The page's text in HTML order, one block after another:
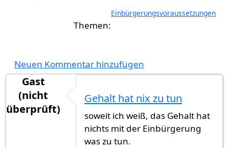
Einbürgerungsvoraussetzungen
Neuen Kommentar hinzufügen
Gast
(nicht
überprüft)
Gehalt hat nix zu tun
soweit ich weiß, das Gehalt hat
nichts mit der Einbürgerung
was zu tun.